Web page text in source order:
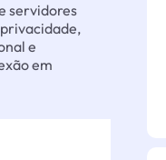
servidores
e
em